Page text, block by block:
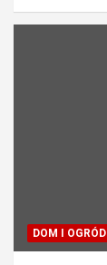
DOM I OGRÓD